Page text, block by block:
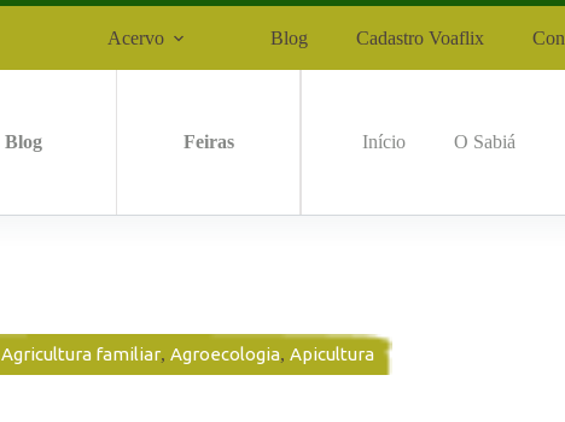
Acervo Blog Cadastro Voaflix
Blog Feiras Início O Sabiá
Agricultura familiar, Agroecologia, Apicultura